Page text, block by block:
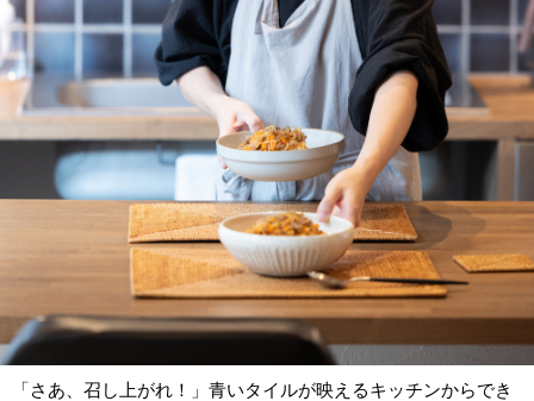
「さあ、召し上がれ！」青いタイルが映えるキッチンからでき